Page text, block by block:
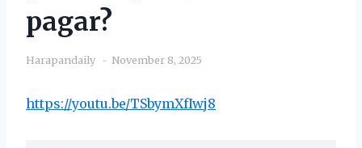
pagar?
Harapandaily November 8, 2025
https://youtu.be/TSbymXfIwj8